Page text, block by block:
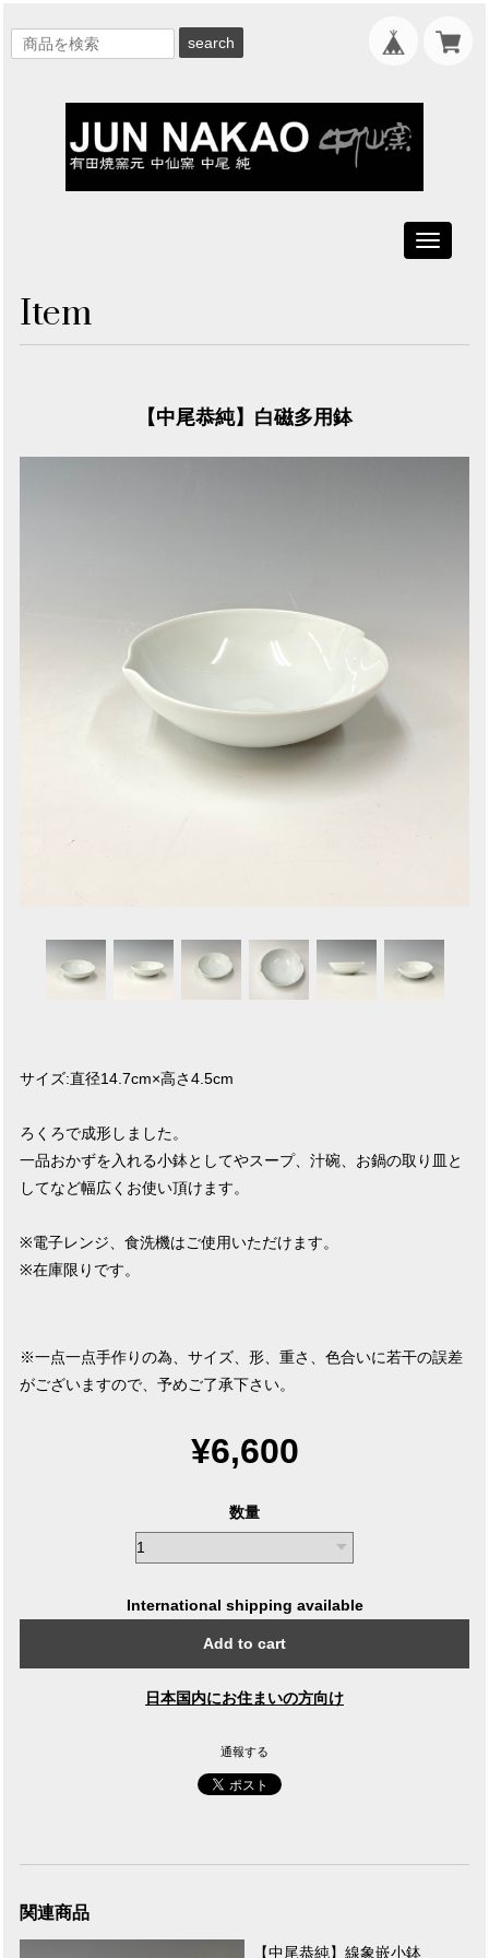
search
Toggle
Item
【中尾恭純】白磁多用鉢
サイズ:直径14.7cm×高さ4.5cm
ろくろで成形しました。
一品おかずを入れる小鉢としてやスープ、汁碗、お鍋の取り皿と
してなど幅広くお使い頂けます。
※電子レンジ、食洗機はご使用いただけます。
※在庫限りです。
※一点一点手作りの為、サイズ、形、重さ、色合いに若干の誤差
がございますので、予めご了承下さい。
¥6,600
数量
International shipping available
Add to cart
日本国内にお住まいの方向け
通報する
関連商品
【中尾恭純】線象嵌小鉢